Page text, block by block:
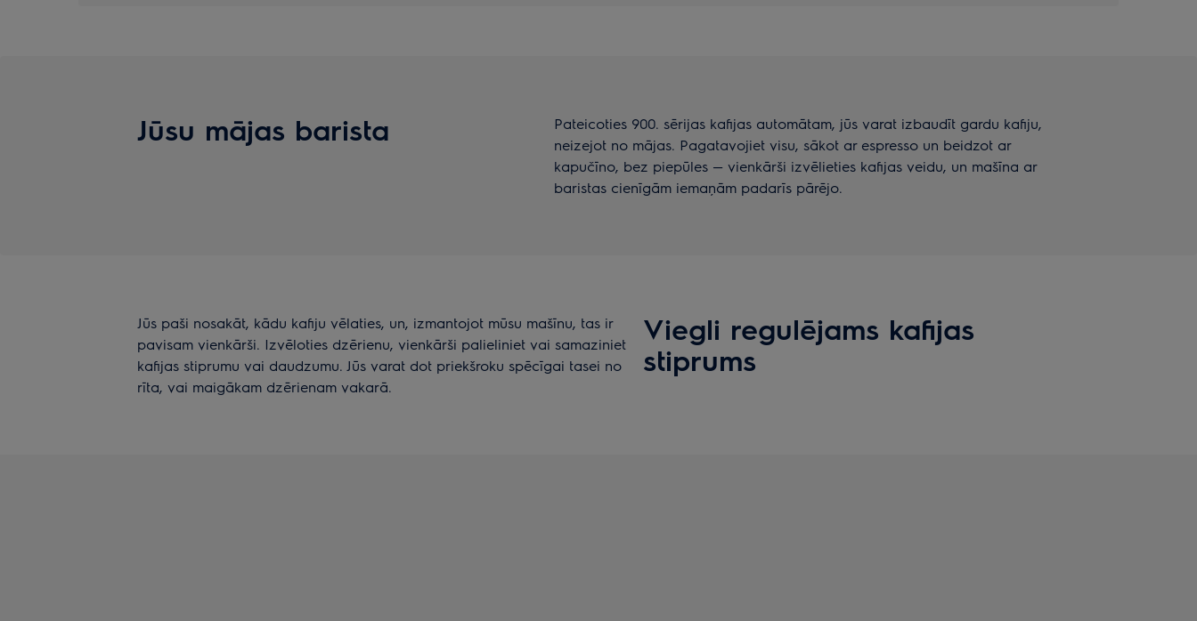
Jūsu mājas barista
Pateicoties 900. sērijas kafijas automātam, jūs varat izbaudīt gardu kafiju,
neizejot no mājas. Pagatavojiet visu, sākot ar espresso un beidzot ar
kapučīno, bez piepūles — vienkārši izvēlieties kafijas veidu, un mašīna ar
baristas cienīgām iemaņām padarīs pārējo.
Viegli regulējams kafijas
stiprums
Jūs paši nosakāt, kādu kafiju vēlaties, un, izmantojot mūsu mašīnu, tas ir
pavisam vienkārši. Izvēloties dzērienu, vienkārši palieliniet vai samaziniet
kafijas stiprumu vai daudzumu. Jūs varat dot priekšroku spēcīgai tasei no
rīta, vai maigākam dzērienam vakarā.